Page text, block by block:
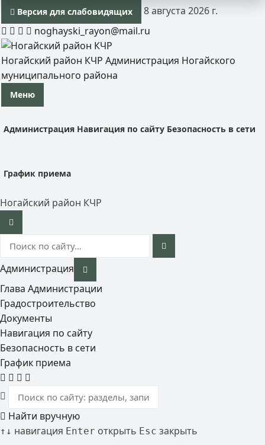
Версия для слабовидящих
8 августа 2026 г.
noghayski_rayon@mail.ru
Ногайский район КЧР Администрация Ногайского
муниципального района
Меню
Администрация Навигация по сайту Безопасность в сети
График приема
Ногайский район КЧР
Администрация
Глава Администрации
Градостроительство
Документы
Навигация по сайту
Безопасность в сети
График приема
Найти вручную
↑ ↓ навигация Enter открыть Esc закрыть